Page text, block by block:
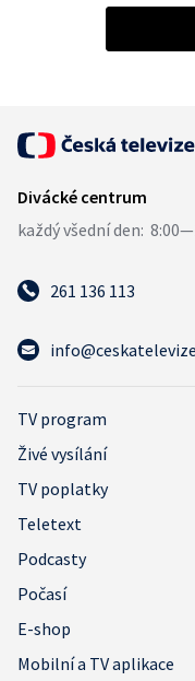
261 136 113
TV program
Živé vysílání
TV poplatky
Teletext
Podcasty
Počasí
E-shop
Mobilní a TV aplikace